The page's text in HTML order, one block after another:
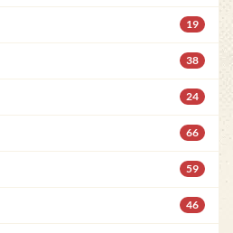
19
38
24
66
59
46